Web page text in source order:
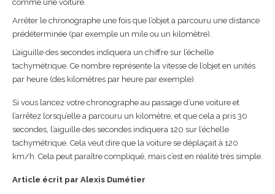
comme une voiture.
Arrêter le chronographe une fois que l’objet a parcouru une distance
prédéterminée (par exemple un mile ou un kilomètre).
L’aiguille des secondes indiquera un chiffre sur l’échelle
tachymétrique. Ce nombre représente la vitesse de l’objet en unités
par heure (des kilomètres par heure par exemple).
Si vous lancez votre chronographe au passage d’une voiture et
l’arrêtez lorsqu’elle a parcouru un kilomètre, et que cela a pris 30
secondes, l’aiguille des secondes indiquera 120 sur l’échelle
tachymétrique. Cela veut dire que la voiture se déplaçait à 120
km/h. Cela peut paraître compliqué, mais c’est en réalité très simple.
Article écrit par Alexis Dumétier